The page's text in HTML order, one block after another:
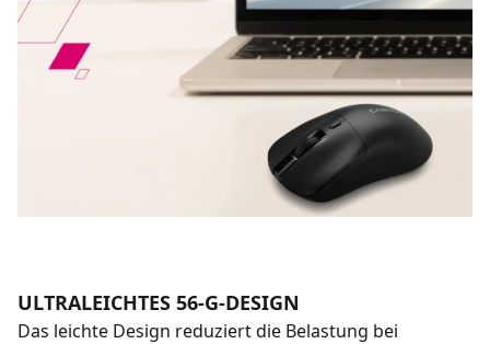
ULTRALEICHTES 56-G-DESIGN
Das leichte Design reduziert die Belastung bei